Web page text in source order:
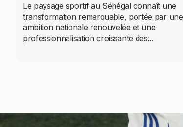
Le paysage sportif au Sénégal connaît une
transformation remarquable, portée par une
ambition nationale renouvelée et une
professionnalisation croissante des...